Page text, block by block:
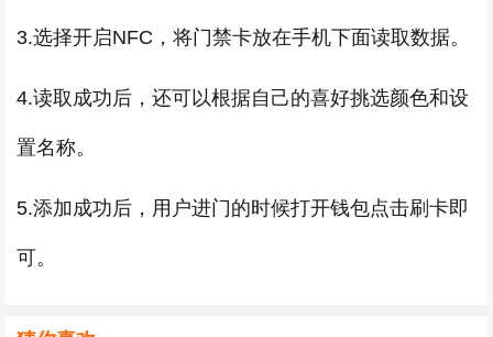
3.选择开启NFC，将门禁卡放在手机下面读取数据。
4.读取成功后，还可以根据自己的喜好挑选颜色和设
置名称。
5.添加成功后，用户进门的时候打开钱包点击刷卡即
可。